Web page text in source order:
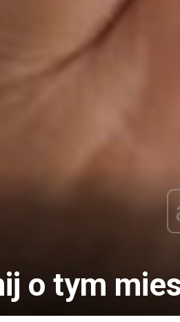
o tym